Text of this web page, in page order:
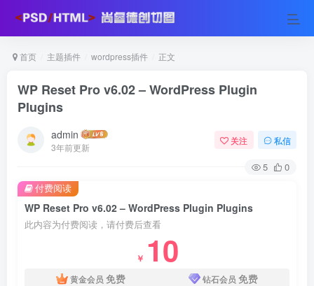
首页 主题插件 wordpress插件 正文
WP Reset Pro v6.02 – WordPress Plugin
Plugins
admin
3年前更新
关注 私信
5 0
WP Reset Pro v6.02 – WordPress Plugin Plugins
此内容为付费阅读，请付费后查看
￥ 10
黄金会员 免费 钻石会员 免费
付费阅读